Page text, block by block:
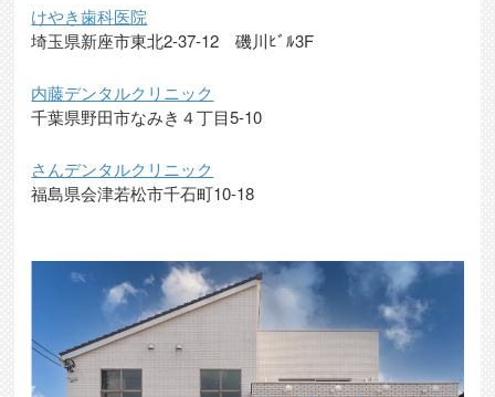
けやき歯科医院
埼玉県新座市東北2-37-12 磯川ﾋﾞﾙ3F
内藤デンタルクリニック
千葉県野田市なみき４丁目5-10
さんデンタルクリニック
福島県会津若松市千石町10-18